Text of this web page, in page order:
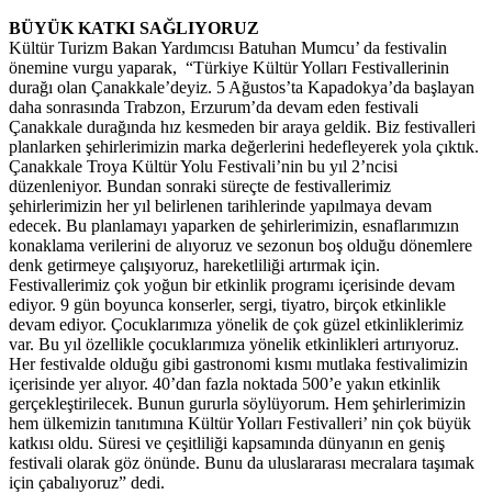
BÜYÜK KATKI SAĞLIYORUZ
Kültür Turizm Bakan Yardımcısı Batuhan Mumcu’ da festivalin
önemine vurgu yaparak, “Türkiye Kültür Yolları Festivallerinin
durağı olan Çanakkale’deyiz. 5 Ağustos’ta Kapadokya’da başlayan
daha sonrasında Trabzon, Erzurum’da devam eden festivali
Çanakkale durağında hız kesmeden bir araya geldik. Biz festivalleri
planlarken şehirlerimizin marka değerlerini hedefleyerek yola çıktık.
Çanakkale Troya Kültür Yolu Festivali’nin bu yıl 2’ncisi
düzenleniyor. Bundan sonraki süreçte de festivallerimiz
şehirlerimizin her yıl belirlenen tarihlerinde yapılmaya devam
edecek. Bu planlamayı yaparken de şehirlerimizin, esnaflarımızın
konaklama verilerini de alıyoruz ve sezonun boş olduğu dönemlere
denk getirmeye çalışıyoruz, hareketliliği artırmak için.
Festivallerimiz çok yoğun bir etkinlik programı içerisinde devam
ediyor. 9 gün boyunca konserler, sergi, tiyatro, birçok etkinlikle
devam ediyor. Çocuklarımıza yönelik de çok güzel etkinliklerimiz
var. Bu yıl özellikle çocuklarımıza yönelik etkinlikleri artırıyoruz.
Her festivalde olduğu gibi gastronomi kısmı mutlaka festivalimizin
içerisinde yer alıyor. 40’dan fazla noktada 500’e yakın etkinlik
gerçekleştirilecek. Bunun gururla söylüyorum. Hem şehirlerimizin
hem ülkemizin tanıtımına Kültür Yolları Festivalleri’ nin çok büyük
katkısı oldu. Süresi ve çeşitliliği kapsamında dünyanın en geniş
festivali olarak göz önünde. Bunu da uluslararası mecralara taşımak
için çabalıyoruz” dedi.